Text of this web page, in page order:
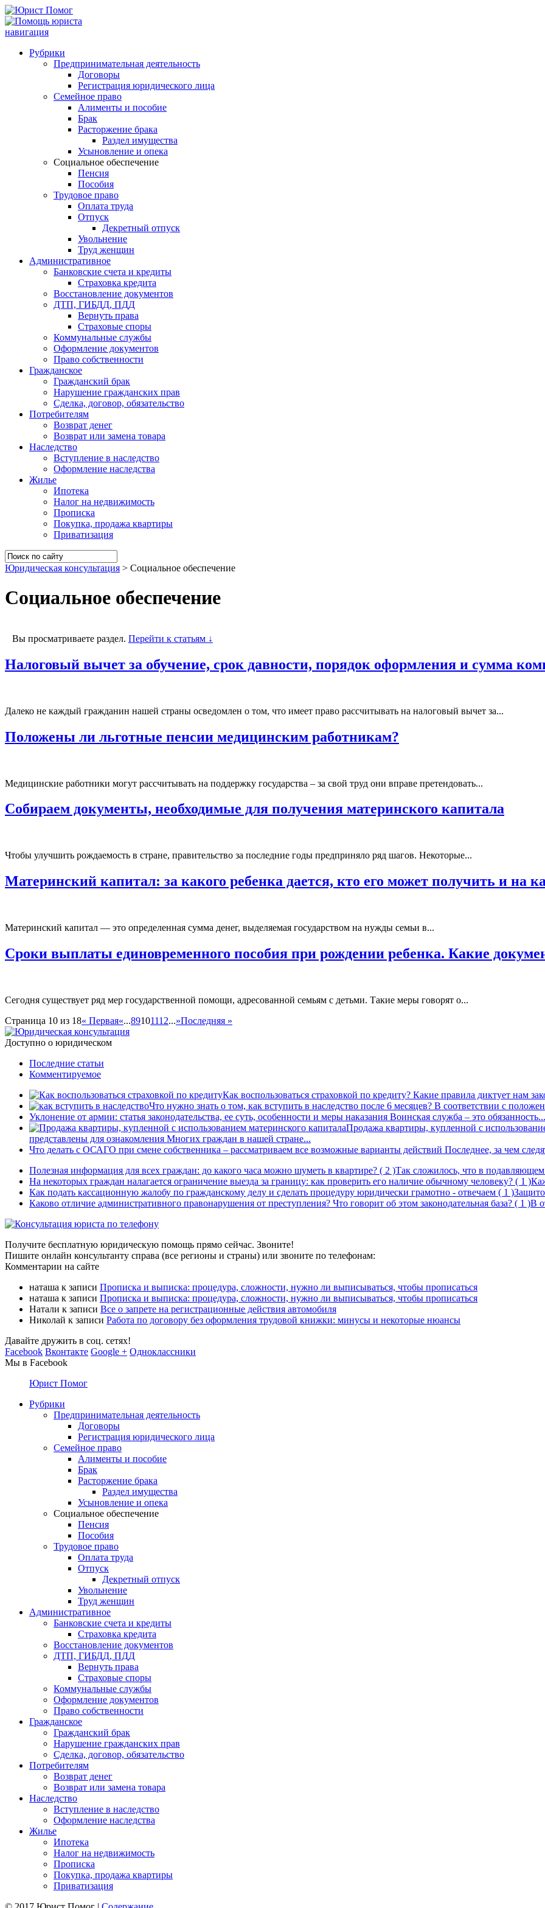
навигация
Рубрики
Предпринимательная деятельность
Договоры
Регистрация юридического лица
Семейное право
Алименты и пособие
Брак
Расторжение брака
Раздел имущества
Усыновление и опека
Социальное обеспечение
Пенсия
Пособия
Трудовое право
Оплата труда
Отпуск
Декретный отпуск
Увольнение
Труд женщин
Административное
Банковские счета и кредиты
Страховка кредита
Восстановление документов
ДТП, ГИБДД, ПДД
Вернуть права
Страховые споры
Коммунальные службы
Оформление документов
Право собственности
Гражданское
Гражданский брак
Нарушение гражданских прав
Сделка, договор, обязательство
Потребителям
Возврат денег
Возврат или замена товара
Наследство
Вступление в наследство
Оформление наследства
Жилье
Ипотека
Налог на недвижимость
Прописка
Покупка, продажа квартиры
Приватизация
Юридическая консультация > Социальное обеспечение
Социальное обеспечение
Вы просматриваете раздел. Перейти к статьям ↓
Налоговый вычет за обучение, срок давности, порядок оформления и сумма
Далеко не каждый гражданин нашей страны осведомлен о том, что имеет право рассчитывать на налоговый вычет за...
Положены ли льготные пенсии медицинским работникам?
Медицинские работники могут рассчитывать на поддержку государства – за свой труд они вправе претендовать...
Собираем документы, необходимые для получения материнского капитала
Чтобы улучшить рождаемость в стране, правительство за последние годы предприняло ряд шагов. Некоторые...
Материнский капитал: за какого ребенка дается, кто его может получить и на
Материнский капитал — это определенная сумма денег, выделяемая государством на нужды семьи в...
Сроки выплаты единовременного пособия при рождении ребенка. Какие
Сегодня существует ряд мер государственной помощи, адресованной семьям с детьми. Такие меры говорят о...
Страница 10 из 18« Первая«...89101112...»Последняя »
Доступно о юридическом
Последние статьи
Комментируемое
Как воспользоваться страховкой по кредиту? Какие правила диктует нам
Что нужно знать о том, как вступить в наследство после 6 месяцев? В соответствии с
Уклонение от армии: статья законодательства, ее суть, особенности и меры наказания Воинская служба – это обязанность...
Продажа квартиры, купленной с
представлены для ознакомления Многих граждан в нашей стране...
Что делать с ОСАГО при смене собственника – рассматриваем все возможные варианты действий Последнее, за чем
Полезная информация для всех граждан: до какого часа можно шуметь в квартире? ( 2 )Так сложилось, что в
На некоторых граждан налагается ограничение выезда за границу: как проверить его наличие обычному человеку? ( 1 )
Как подать кассационную жалобу по гражданскому делу и сделать процедуру юридически грамотно - отвечаем ( 1 )
Каково отличие административного правонарушения от преступления? Что говорит об этом законодательная база? ( 1 )В
Получите бесплатную юридическую помощь прямо сейчас. Звоните!
Пишите онлайн консультанту справа (все регионы и страны) или звоните по телефонам:
Комментарии на сайте
наташа к записи Прописка и выписка: процедура, сложности, нужно ли выписываться, чтобы прописаться
наташа к записи Прописка и выписка: процедура, сложности, нужно ли выписываться, чтобы прописаться
Натали к записи Все о запрете на регистрационные действия автомобиля
Николай к записи Работа по договору без оформления трудовой книжки: минусы и некоторые нюансы
Давайте дружить в соц. сетях!
Facebook Вконтакте Google + Одноклассники
Мы в Facebook
Юрист Помог
Рубрики
Предпринимательная деятельность
Договоры
Регистрация юридического лица
Семейное право
Алименты и пособие
Брак
Расторжение брака
Раздел имущества
Усыновление и опека
Социальное обеспечение
Пенсия
Пособия
Трудовое право
Оплата труда
Отпуск
Декретный отпуск
Увольнение
Труд женщин
Административное
Банковские счета и кредиты
Страховка кредита
Восстановление документов
ДТП, ГИБДД, ПДД
Вернуть права
Страховые споры
Коммунальные службы
Оформление документов
Право собственности
Гражданское
Гражданский брак
Нарушение гражданских прав
Сделка, договор, обязательство
Потребителям
Возврат денег
Возврат или замена товара
Наследство
Вступление в наследство
Оформление наследства
Жилье
Ипотека
Налог на недвижимость
Прописка
Покупка, продажа квартиры
Приватизация